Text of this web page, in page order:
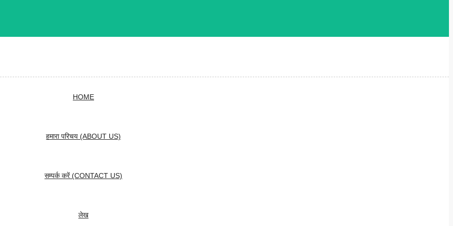
HOME
हमारा परिचय (ABOUT US)
सम्पर्क करें (CONTACT US)
लेख